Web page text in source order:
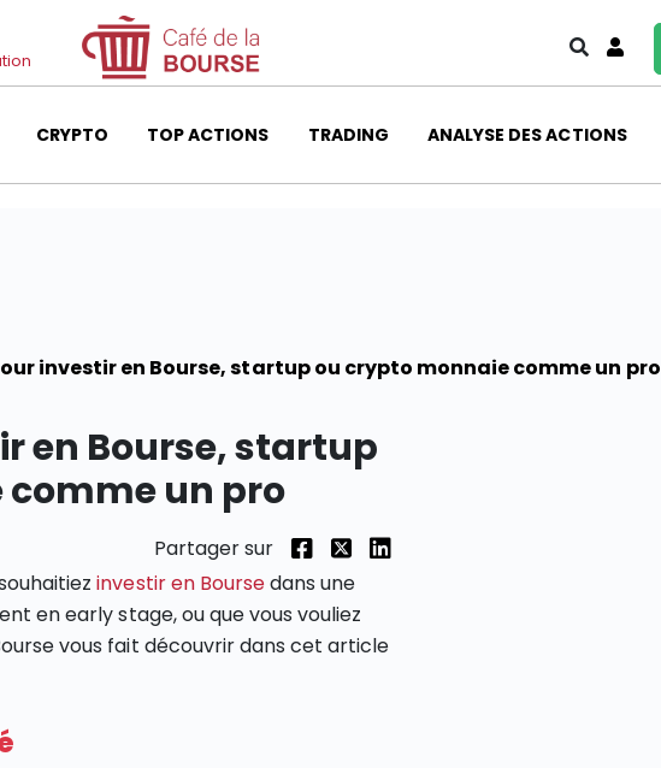
CRYPTO TOP ACTIONS TRADING ANALYSE DES ACTIONS
investir en Bourse, startup ou crypto monnaie comme un pro
en Bourse, startup
un pro
Partager sur
investir en Boursedans une
en early stage, ou que vous vouliez
vous fait découvrir dans cet article